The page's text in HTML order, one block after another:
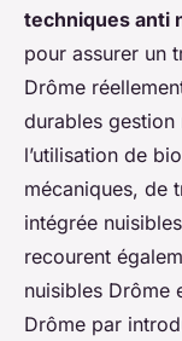
techniques anti
pour assurer un
Drôme
durables
l’utilisation de
mécaniques, de
intégrée
recourent
nuisibles Drôme
Drôme par